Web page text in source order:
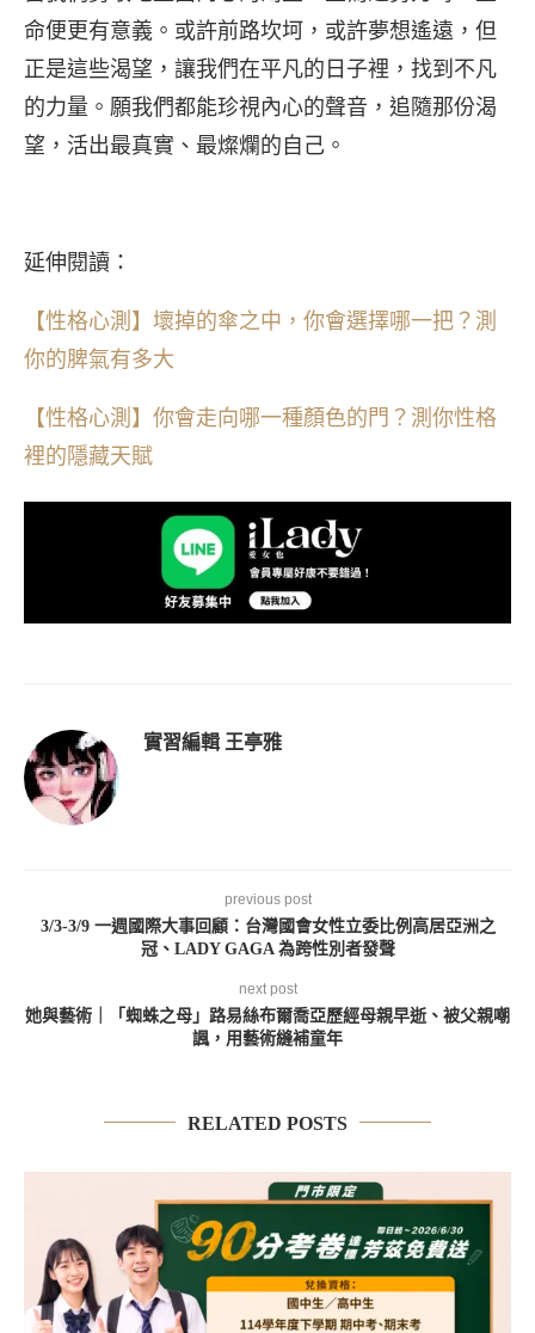
命便更有意義。或許前路坎坷，或許夢想遙遠，但
正是這些渴望，讓我們在平凡的日子裡，找到不凡
的力量。願我們都能珍視內心的聲音，追隨那份渴
望，活出最真實、最燦爛的自己。
延伸閱讀：
【性格心測】壞掉的傘之中，你會選擇哪一把？測
你的脾氣有多大
【性格心測】你會走向哪一種顏色的門？測你性格
裡的隱藏天賦
實習編輯 王亭雅
previous post
3/3-3/9 一週國際大事回顧：台灣國會女性立委比例高居亞洲之
冠、LADY GAGA 為跨性別者發聲
next post
她與藝術｜「蜘蛛之母」路易絲布爾喬亞歷經母親早逝、被父親嘲
諷，用藝術縫補童年
RELATED POSTS